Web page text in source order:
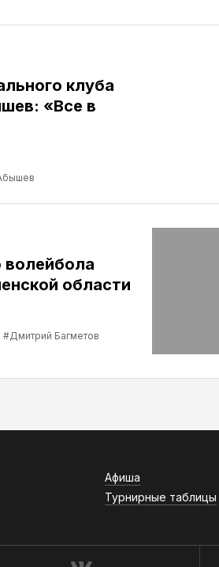
клуба
«Все в
волейбола
области
#Дмитрий Багметов
Афиша
Турнирные таблицы